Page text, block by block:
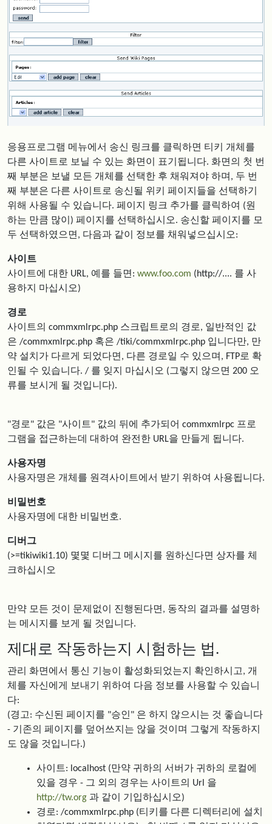
응용프로그램 메뉴에서 송신 링크를 클릭하면 티키 개체를
다른 사이트로 보닐 수 있는 화면이 표기됩니다. 화면의 첫 번
째 부분은 보낼 모든 개체를 선택한 후 채워져야 하며, 두 번
째 부분은 다른 사이트로 송신될 위키 페이지들을 선택하기
위해 사용될 수 있습니다. 페이지 링크 추가를 클릭하여 (원
하는 만큼 많이) 페이지를 선택하십시오. 송신할 페이지를 모
두 선택하였으면, 다음과 같이 정보를 채워넣으십시오:
사이트
사이트에 대한 URL, 예를 들면: www.foo.com (http://.... 를 사
용하지 마십시오)
경로
사이트의 commxmlrpc.php 스크립트로의 경로, 일반적인 값
은 /commxmlrpc.php 혹은 /tiki/commxmlrpc.php 입니다만, 만
약 설치가 다르게 되었다면, 다른 경로일 수 있으며, FTP로 확
인될 수 있습니다. / 를 잊지 마십시오 (그렇지 않으면 200 오
류를 보시게 될 것입니다).
"경로" 값은 "사이트" 값의 뒤에 추가되어 commxmlrpc 프로
그램을 접근하는데 대하여 완전한 URL을 만들게 됩니다.
사용자명
사용자명은 개체를 원격사이트에서 받기 위하여 사용됩니다.
비밀번호
사용자명에 대한 비밀번호.
디버그
(>=tikiwiki1.10) 몇몇 디버그 메시지를 원하신다면 상자를 체
크하십시오
만약 모든 것이 문제없이 진행된다면, 동작의 결과를 설명하
는 메시지를 보게 될 것입니다.
제대로 작동하는지 시험하는 법.
관리 화면에서 통신 기능이 활성화되었는지 확인하시고, 개
체를 자신에게 보내기 위하여 다음 정보를 사용할 수 있습니
다:
(경고: 수신된 페이지를 "승인" 은 하지 않으시는 것 좋습니다
- 기존의 페이지를 덮어쓰지는 않을 것이며 그렇게 작동하지
도 않을 것입니다.)
사이트: localhost (만약 귀하의 서버가 귀하의 로컬에
있을 경우 - 그 외의 경우는 사이트의 Url 을
http://tw.org 과 같이 기입하십시오)
경로: /commxmlrpc.php (티키를 다른 디렉터리에 설치